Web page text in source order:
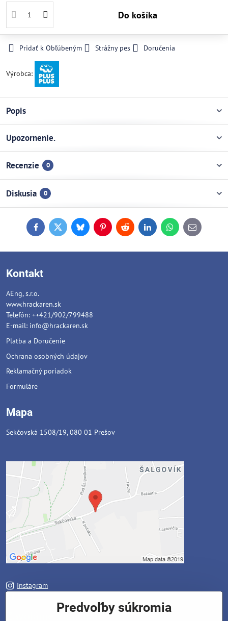
Do košíka
Pridať k Obľúbeným Strážny pes Doručenia
Výrobca:
Popis
Upozornenie.
Recenzie 0
Diskusia 0
FacebookTwitterBlueskyPinterestReddit LinkedInWhatsApp
E-
mail
Kontakt
AEng, s.r.o.
www.hrackaren.sk
Telefón: ++421/902/799488
E-mail: info@hrackaren.sk
Platba a Doručenie
Ochrana osobných údajov
Reklamačný poriadok
Formuláre
Mapa
Sekčovská 1508/19, 080 01 Prešov
Instagram
Predvoľby súkromia